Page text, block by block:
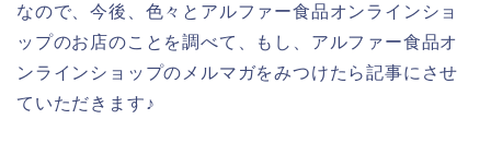
なので、今後、色々とアルファー食品オンラインショ
ップのお店のことを調べて、もし、アルファー食品オ
ンラインショップのメルマガをみつけたら記事にさせ
ていただきます♪